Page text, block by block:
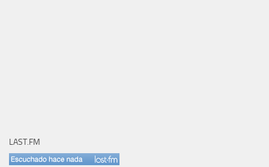
LAST.FM